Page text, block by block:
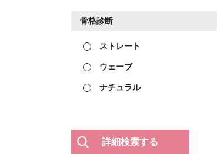
骨格診断
ストレート
ウェーブ
ナチュラル